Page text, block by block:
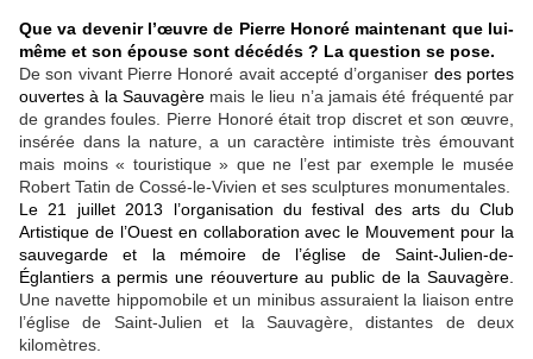
Que va devenir l’œuvre de Pierre Honoré maintenant que lui-
même et son épouse sont décédés ? La question se pose.
De son vivant Pierre Honoré avait accepté d’organiser des portes
ouvertes à la Sauvagère mais le lieu n’a jamais été fréquenté par
de grandes foules. Pierre Honoré était trop discret et son œuvre,
insérée dans la nature, a un caractère intimiste très émouvant
mais moins « touristique » que ne l’est par exemple le musée
Robert Tatin de Cossé-le-Vivien et ses sculptures monumentales.
Le 21 juillet 2013 l’organisation du festival des arts du Club
Artistique de l’Ouest en collaboration avec le Mouvement pour la
sauvegarde et la mémoire de l’église de Saint-Julien-de-
Églantiers a permis une réouverture au public de la Sauvagère.
Une navette hippomobile et un minibus assuraient la liaison entre
l’église de Saint-Julien et la Sauvagère, distantes de deux
kilomètres.